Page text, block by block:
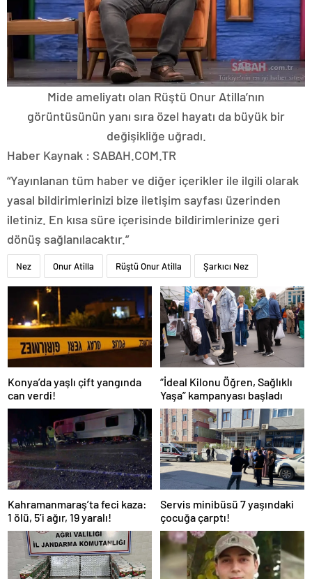
Mide ameliyatı olan Rüştü Onur Atilla’nın
görüntüsünün yanı sıra özel hayatı da büyük bir
değişikliğe uğradı.
Haber Kaynak : SABAH.COM.TR
“Yayınlanan tüm haber ve diğer içerikler ile ilgili olarak
yasal bildirimlerinizi bize iletişim sayfası üzerinden
iletiniz. En kısa süre içerisinde bildirimlerinize geri
dönüş sağlanılacaktır.”
Nez Onur Atilla Rüştü Onur Atilla Şarkıcı Nez
Konya’da yaşlı çift yangında
can verdi!
“İdeal Kilonu Öğren, Sağlıklı
Yaşa” kampanyası başladı
Kahramanmaraş’ta feci kaza:
1 ölü, 5’i ağır, 19 yaralı!
Servis minibüsü 7 yaşındaki
çocuğa çarptı!